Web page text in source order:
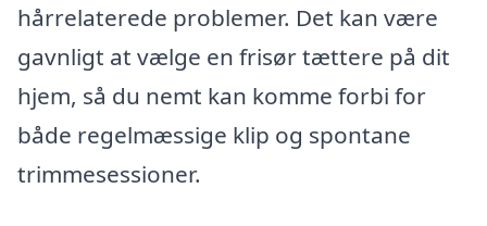
hårrelaterede problemer. Det kan være
gavnligt at vælge en frisør tættere på dit
hjem, så du nemt kan komme forbi for
både regelmæssige klip og spontane
trimmesessioner.